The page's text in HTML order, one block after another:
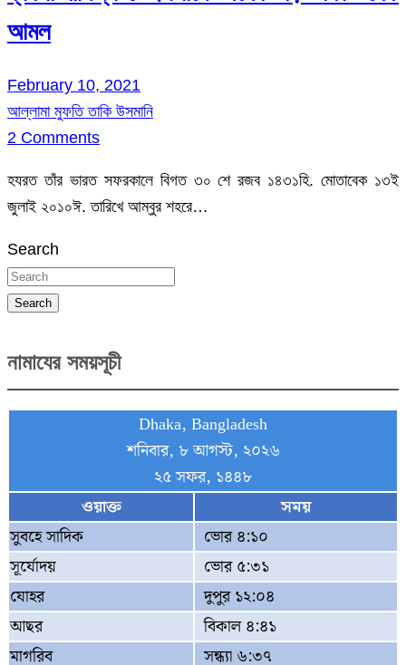
আমল
February 10, 2021
আল্লামা মুফতি তাকি উসমানি
2 Comments
হযরত তাঁর ভারত সফরকালে বিগত ৩০ শে রজব ১৪৩১হি. মোতাবেক ১৩ই
জুলাই ২০১০ঈ. তারিখে আম্বুর শহরে…
Search
Search
নামাযের সময়সূচী
Dhaka, Bangladesh
শনিবার, ৮ আগস্ট, ২০২৬
২৫ সফর, ১৪৪৮
ওয়াক্ত
সময়
সুবহে সাদিক
ভোর ৪:১০
সূর্যোদয়
ভোর ৫:৩১
যোহর
দুপুর ১২:০৪
আছর
বিকাল ৪:৪১
মাগরিব
সন্ধ্যা ৬:৩৭